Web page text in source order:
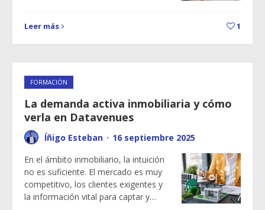
Leer más 1
FORMACIÓN
La demanda activa inmobiliaria y cómo
verla en Datavenues
Íñigo Esteban · 16 septiembre 2025
En el ámbito inmobiliario, la intuición
no es suficiente. El mercado es muy
competitivo, los clientes exigentes y
la información vital para captar y…